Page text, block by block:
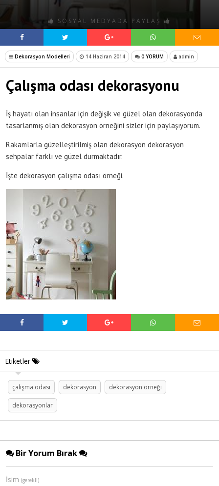
SOSYAL MEDYADA PAYLAŞ
Dekorasyon Modelleri 14 Haziran 2014 0 YORUM admin
Çalışma odası dekorasyonu
İş hayatı olan insanlar için değişik ve güzel olan dekorasyonda
tasarlanmış olan dekorasyon örneğini sizler için paylaşıyorum.
Rakamlarla güzelleştirilmiş olan dekorasyon dekorasyon
sehpalar farklı ve güzel durmaktadır.
İşte dekorasyon çalışma odası örneği.
Etiketler
çalışma odası dekorasyon dekorasyon örneği
dekorasyonlar
Bir Yorum Bırak
İsim (gerekli)